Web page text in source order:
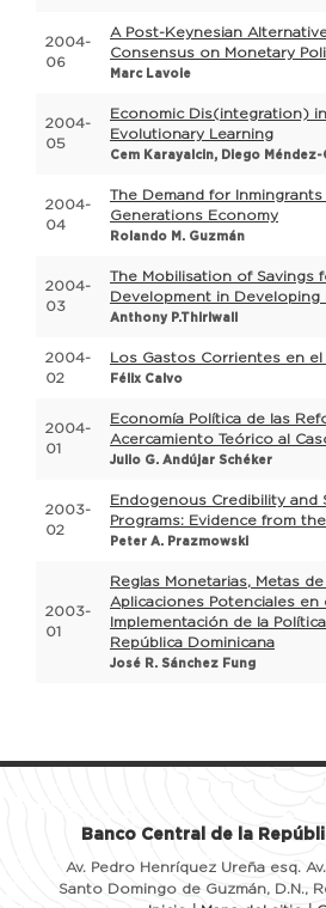
2004-
06
A Post-Keynesian
Consensus on Monetary
Marc Lavoie
2004-
05
Economic Dis(integration)
Evolutionary Learning
Cem Karayalcin, Diego
2004-
04
The Demand for
Generations Economy
Rolando M. Guzmán
2004-
03
The Mobilisation of Savings
Development in Developing
Anthony P.Thirlwall
2004-
02
Los Gastos Corrientes en el
Félix Calvo
2004-
01
Economía Política de las
Acercamiento Teórico al
Julio G. Andújar Schéker
2003-
02
Endogenous Credibility and
Programs: Evidence from
Peter A. Prazmowski
2003-
01
Reglas Monetarias, Metas
Aplicaciones Potenciales en
Implementación de la
República Dominicana
José R. Sánchez Fung
Banco Central de la
Av. Pedro Henríquez Ureña esq.
Santo Domingo de Guzmán, D.N.,